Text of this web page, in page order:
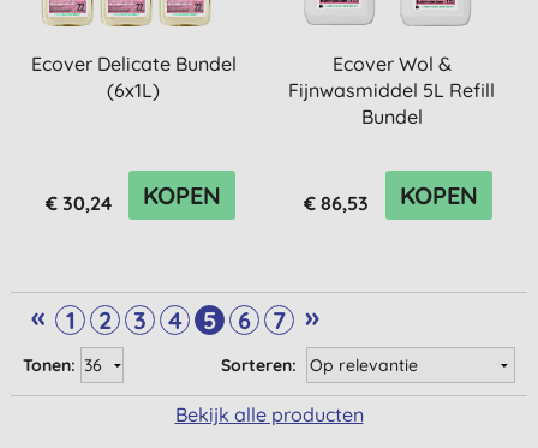
Ecover Delicate Bundel
(6x1L)
€ 30,24 KOPEN
Ecover Wol &
Fijnwasmiddel 5L Refill
Bundel
€ 86,53 KOPEN
« 1 2 3 4 5 6 7 »
Sorteren:
Tonen:
Bekijk alle producten